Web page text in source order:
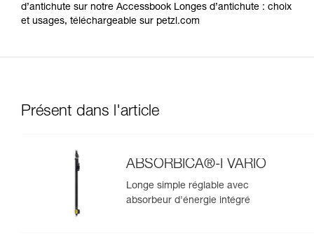
d’antichute sur notre Accessbook Longes d’antichute : choix
et usages, téléchargeable sur petzl.com
Présent dans l'article
ABSORBICA®-I VARIO
Longe simple réglable avec
absorbeur d'énergie intégré